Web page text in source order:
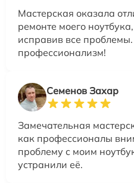
Мастерская оказала
ремонте моего
исправив все
профессионализм!
Семенов Захар
Замечательная
как профессионалы
проблему с моим
устранили её.